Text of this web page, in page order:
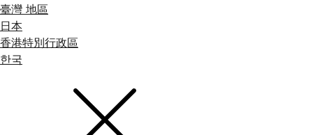
臺灣 地區
日本
香港特別行政區
한국